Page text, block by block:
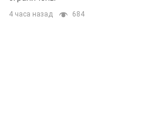
4 часа назад 684